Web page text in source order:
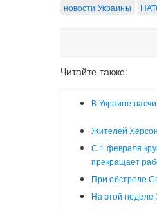
новости Украины
Читайте также:
В Украине
Жителей
С 1 февраля
прекращает
При обстреле
На этой неделе